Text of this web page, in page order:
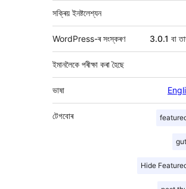
সক্ৰিয় ইনষ্টলেশ্যন
WordPress-ৰ সংস্কৰণ 3.0.1 বা
ইমানলৈকে পৰীক্ষা কৰা হৈছে
ভাষা
Hide
টেগবোৰ